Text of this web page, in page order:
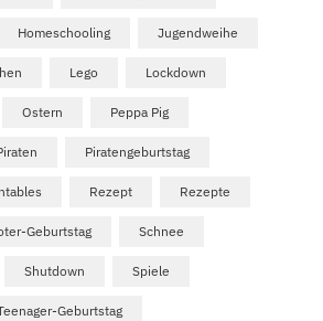
Homeschooling Jugendweihe
Lego Lockdown
Ostern Peppa Pig
Piratengeburtstag
Rezept Rezepte
Geburtstag Schnee
Shutdown Spiele
Geburtstag